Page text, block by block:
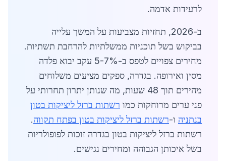
לרעידות אדמה.
ב-2026, תחזיות מצביעות על המשך עלייה
בביקוש בשל תוכניות ממשלתיות להרחבת תשתיות.
מחירים צפויים לטפס ב-5-7% עקב יבוא פלדה
מסין ואירופה. בגדרה, ספקים מציעים משלוחים
מהירים תוך 48 שעות, מה שנותן יתרון תחרותי על
פני ערים מרוחקות כמו רשתות ברזל ליציקות בטון
בנתניה ו-רשתות ברזל ליציקות בטון בפתח תקווה.
רשתות ברזל ליציקות בטון בגדרה זוכות לפופולריות
בשל איכותן הגבוהה ומחירים נגישים.